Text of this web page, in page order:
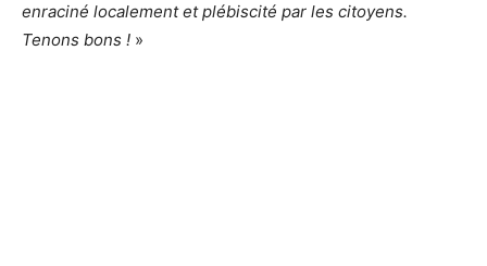
enraciné localement et plébiscité par les citoyens.
Tenons bons ! »